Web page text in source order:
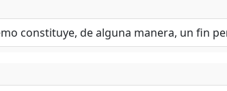
constituye, de alguna manera, un fin